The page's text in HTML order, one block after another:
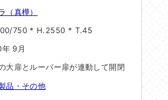
（真樺）
750 * H.2550 * T.45
9月
大扉とルーバー扉が連動して開閉
品・その他